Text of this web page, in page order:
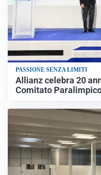
PASSIONE SENZA LIMITI
Allianz celebra 20
Comitato